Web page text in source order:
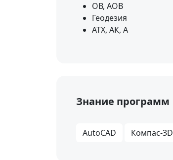
ОВ, АОВ
Геодезия
АТХ, АК, А
Знание программ
AutoCAD Компас-3D